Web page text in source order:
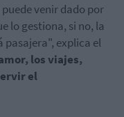
venir dado por
lo gestiona, si no, la
pasajera", explica el
los viajes,
el